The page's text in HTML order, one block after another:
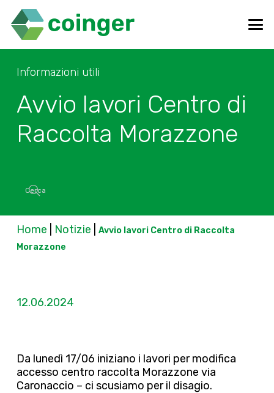
Informazioni utili
Avvio lavori Centro di
Raccolta Morazzone
Home Notizie
Avvio lavori Centro di Raccolta
Morazzone
12.06.2024
Da lunedì 17/06 iniziano i lavori per modifica
accesso centro raccolta Morazzone via
Caronaccio – ci scusiamo per il disagio.